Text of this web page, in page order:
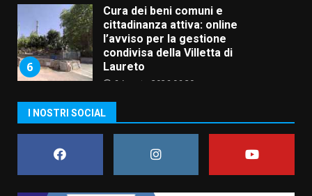
6
Cura dei beni comuni e
cittadinanza attiva: online
l’avviso per la gestione
condivisa della Villetta di
Laureto
6 Agosto 2026 06:20
assoluta de “L’Albergo
Belvedere. Il rapimento”
6 Agosto 2026 06:15
I NOSTRI SOCIAL